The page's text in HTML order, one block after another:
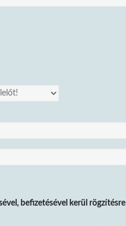
befizetésével kerül